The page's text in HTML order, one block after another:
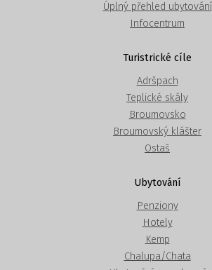
Úplný přehled ubytování
Infocentrum
Turistrické cíle
Adršpach
Teplické skály
Broumovsko
Broumovský klášter
Ostaš
Ubytování
Penziony
Hotely
Kemp
Chalupa/Chata